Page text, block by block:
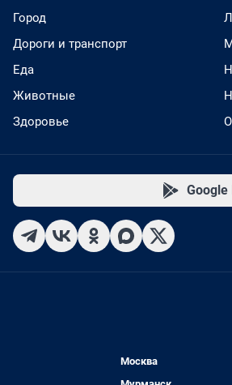
Город
Дороги и транспорт
Еда
Животные
Здоровье
Google
Москва